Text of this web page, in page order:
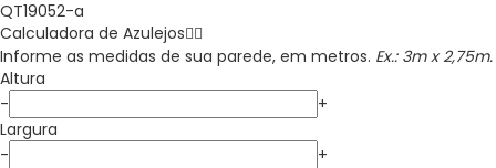
QT19052-a
Calculadora de Azulejos
Informe as medidas de sua parede, em metros. Ex.: 3m x 2,75m.
Altura
-
+
Largura
-
+